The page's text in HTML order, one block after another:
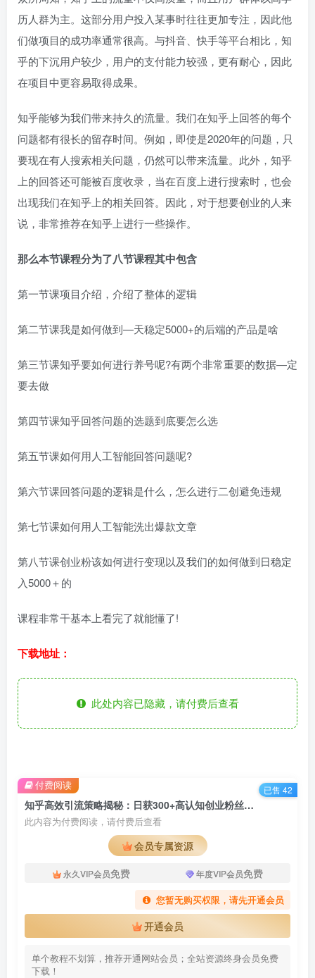
历人群为主。这部分用户投入某事时往往更加专注，因此他
们做项目的成功率通常很高。与抖音、快手等平台相比，知
乎的下沉用户较少，用户的支付能力较强，更有耐心，因此
在项目中更容易取得成果。
知乎能够为我们带来持久的流量。我们在知乎上回答的每个
问题都有很长的留存时间。例如，即使是2020年的问题，只
要现在有人搜索相关问题，仍然可以带来流量。此外，知乎
上的回答还可能被百度收录，当在百度上进行搜索时，也会
出现我们在知乎上的相关回答。因此，对于想要创业的人来
说，非常推荐在知乎上进行一些操作。
那么本节课程分为了八节课程其中包含
第一节课项目介绍，介绍了整体的逻辑
第二节课我是如何做到—天稳定5000+的后端的产品是啥
第三节课知乎要如何进行养号呢?有两个非常重要的数据—定
要去做
第四节课知乎回答问题的选题到底要怎么选
第五节课如何用人工智能回答问题呢?
第六节课回答问题的逻辑是什么，怎么进行二创避免违规
第七节课如何用人工智能洗出爆款文章
第八节课创业粉该如何进行变现以及我们的如何做到日稳定
入5000＋的
课程非常干基本上看完了就能懂了!
下载地址：
此处内容已隐藏，请付费后查看
知乎高效引流策略揭秘：日获300+高认知创业粉丝，稳定日变现5000+的’割韭菜’技巧
此内容为付费阅读，请付费后查看
会员专属资源
永久VIP会员免费 年度VIP会员免费
您暂无购买权限，请先开通会员
开通会员
单个教程不划算，推荐开通网站会员；全站资源终身会员免费
下载！
付费阅读 已售 42